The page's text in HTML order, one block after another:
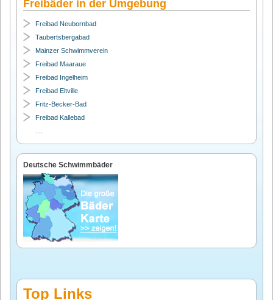
Freibäder in der Umgebung
Freibad Neubornbad
Taubertsbergabad
Mainzer Schwimmverein
Freibad Maaraue
Freibad Ingelheim
Freibad Eltville
Fritz-Becker-Bad
Freibad Kallebad
Deutsche Schwimmbäder
Top Links